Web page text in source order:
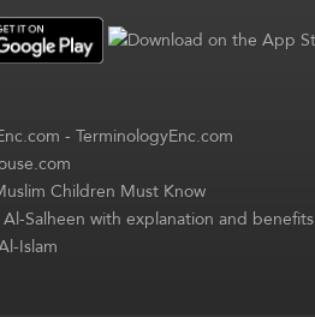
-TerminologyEnc.com
Children Must Know
Salheen with explanation and benefits
Islam